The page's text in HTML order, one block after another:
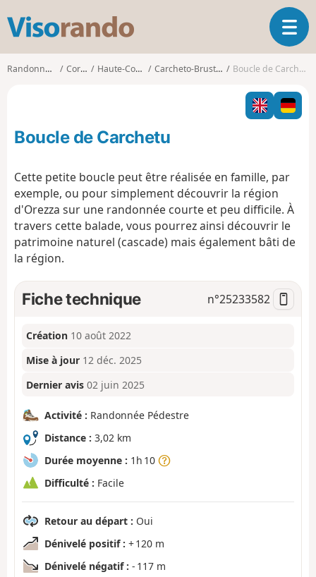
s
o
o
O
u
i
r
l
g
a
t
n
Randonnées Corse Haute-Corse Carcheto-Brustico Boucle de Carchetu
Boucle de Carchetu
Cette petite boucle peut être réalisée en famille, par
exemple, ou pour simplement découvrir la région
d'Orezza sur une randonnée courte et peu difficile. À
travers cette balade, vous pourrez ainsi découvrir le
patrimoine naturel (cascade) mais également bâti de
la région.
Fiche technique n°25233582
Création 10 août 2022
Mise à jour 12 déc. 2025
Dernier avis 02 juin 2025
Activité : Randonnée Pédestre
Distance : 3,02 km
Durée moyenne : 1h 10
Difficulté : Facile
Retour au départ : Oui
Dénivelé positif : + 120 m
Dénivelé négatif : - 117 m